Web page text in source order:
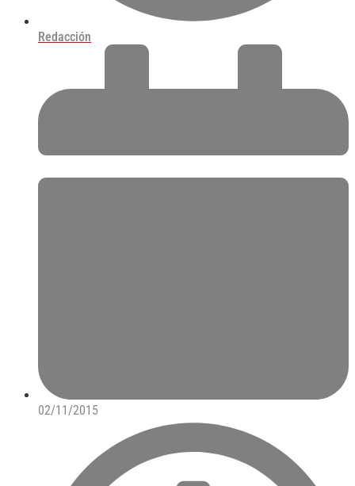
Redacción
02/11/2015